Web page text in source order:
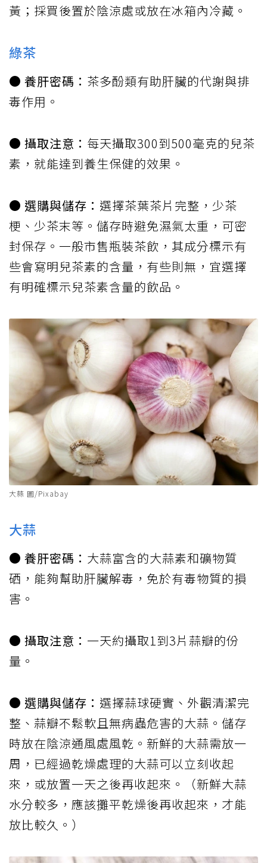
黃；採買後置於陰涼處或放在冰箱內冷藏。
綠茶
● 養肝密碼： 茶多酚類有助肝臟的代謝與排
毒作用。
● 攝取注意： 每天攝取300到500毫克的兒茶
素，就能達到養生保健的效果。
● 選購與儲存： 選擇茶葉茶片完整，少茶
梗、少茶末等。儲存時避免濕氣太重，可密
封保存。一般市售瓶裝茶飲，其成分標示有
些會寫明兒茶素的含量，有些則無，宜選擇
有明確標示兒茶素含量的飲品。
大蒜 圖/Pixabay
大蒜
● 養肝密碼： 大蒜富含的大蒜素和礦物質
硒，能夠幫助肝臟解毒，免於有毒物質的損
害。
● 攝取注意： 一天約攝取1到3片蒜瓣的份
量。
● 選購與儲存： 選擇蒜球硬實、外觀清潔完
整、蒜瓣不鬆軟且無病蟲危害的大蒜。儲存
時放在陰涼通風處風乾。新鮮的大蒜需放一
周，已經過乾燥處理的大蒜可以立刻收起
來，或放置一天之後再收起來。（新鮮大蒜
水分較多，應該攤平乾燥後再收起來，才能
放比較久。）